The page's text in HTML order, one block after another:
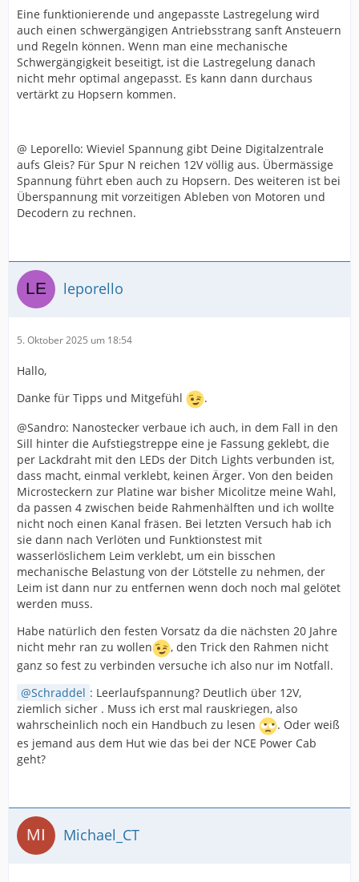
Eine funktionierende und angepasste Lastregelung wird
auch einen schwergängigen Antriebsstrang sanft Ansteuern
und Regeln können. Wenn man eine mechanische
Schwergängigkeit beseitigt, ist die Lastregelung danach
nicht mehr optimal angepasst. Es kann dann durchaus
vertärkt zu Hopsern kommen.
@ Leporello: Wieviel Spannung gibt Deine Digitalzentrale
aufs Gleis? Für Spur N reichen 12V völlig aus. Übermässige
Spannung führt eben auch zu Hopsern. Des weiteren ist bei
Überspannung mit vorzeitigen Ableben von Motoren und
Decodern zu rechnen.
leporello
5. Oktober 2025 um 18:54
Hallo,
Danke für Tipps und Mitgefühl
.
@Sandro: Nanostecker verbaue ich auch, in dem Fall in den
Sill hinter die Aufstiegstreppe eine je Fassung geklebt, die
per Lackdraht mit den LEDs der Ditch Lights verbunden ist,
dass macht, einmal verklebt, keinen Ärger. Von den beiden
Microsteckern zur Platine war bisher Micolitze meine Wahl,
da passen 4 zwischen beide Rahmenhälften und ich wollte
nicht noch einen Kanal fräsen. Bei letzten Versuch hab ich
sie dann nach Verlöten und Funktionstest mit
wasserlöslichem Leim verklebt, um ein bisschen
mechanische Belastung von der Lötstelle zu nehmen, der
Leim ist dann nur zu entfernen wenn doch noch mal gelötet
werden muss.
Habe natürlich den festen Vorsatz da die nächsten 20 Jahre
nicht mehr ran zu wollen
, den Trick den Rahmen nicht
ganz so fest zu verbinden versuche ich also nur im Notfall.
Schraddel : Leerlaufspannung? Deutlich über 12V,
ziemlich sicher . Muss ich erst mal rauskriegen, also
wahrscheinlich noch ein Handbuch zu lesen
. Oder weiß
es jemand aus dem Hut wie das bei der NCE Power Cab
geht?
Michael_CT